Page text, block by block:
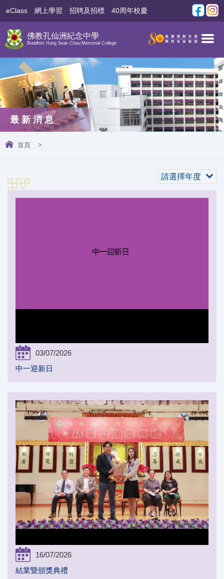
佛教孔仙洲紀念中學
Buddhist Hung Sean Chau Memorial College
eClass 網上學習 招聘及招標 40周年校慶
最新消息
首頁 >
請選擇年度
03/07/2026
中一迎新日
16/07/2026
結業暨頒獎典禮